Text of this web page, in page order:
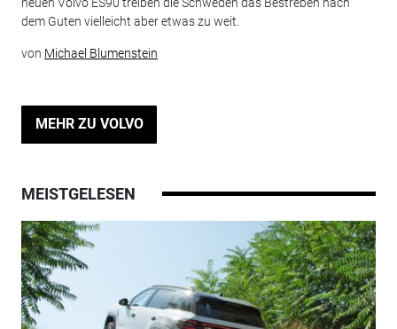
dem Guten vielleicht aber etwas zu weit.
von Michael Blumenstein
MEHR ZU VOLVO
MEISTGELESEN